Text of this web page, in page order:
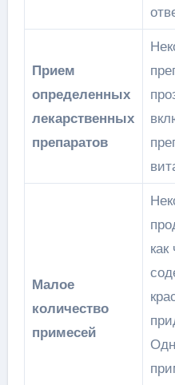
Прием
определенных
лекарственных
препаратов
Малое
количество
примесей